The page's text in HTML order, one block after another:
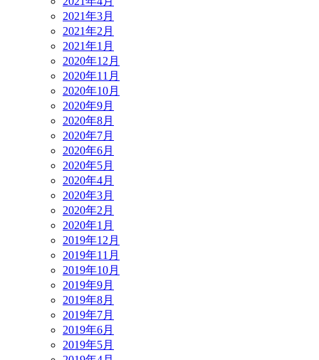
2021年3月
2021年2月
2021年1月
2020年12月
2020年11月
2020年10月
2020年9月
2020年8月
2020年7月
2020年6月
2020年5月
2020年4月
2020年3月
2020年2月
2020年1月
2019年12月
2019年11月
2019年10月
2019年9月
2019年8月
2019年7月
2019年6月
2019年5月